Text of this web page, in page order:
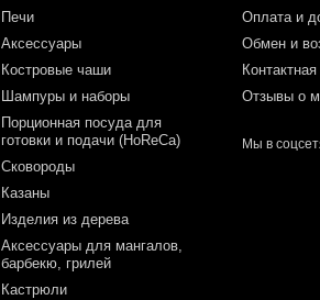
Печи
Аксессуары
Костровые чаши
Шампуры и наборы
Порционная посуда для
готовки и подачи (HoReCa)
Сковороды
Казаны
Изделия из дерева
Аксессуары для мангалов,
барбекю, грилей
Кастрюли
Оплата и
Обмен и
Отзывы о
Мы в